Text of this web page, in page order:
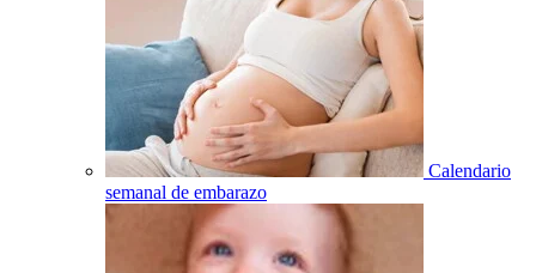
Calendario
semanal de embarazo